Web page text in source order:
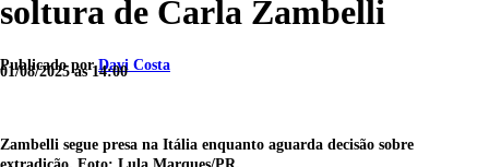
soltura de Carla Zambelli
Publicado porDavi Costa
01/08/2025 às 14:00
Zambelli segue presa na Itália enquanto aguarda decisão sobre